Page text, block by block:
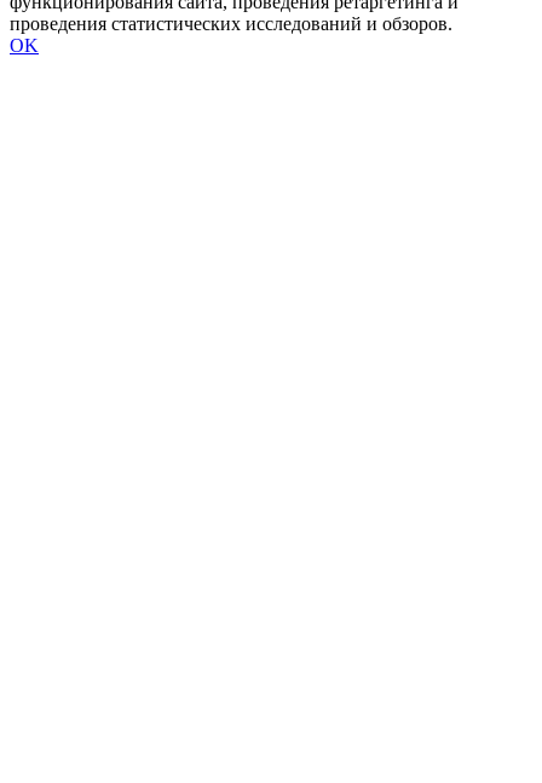
проведения статистических исследований и обзоров.
OK